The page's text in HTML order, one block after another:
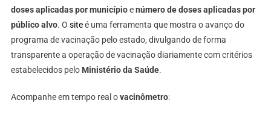
doses aplicadas por municípioenúmero de doses aplicadas por
público alvo. O siteé uma ferramenta que mostra o avanço do
programa de vacinação pelo estado, divulgando de forma
transparente a operação de vacinação diariamente com critérios
estabelecidos pelo Ministério da Saúde.
Acompanhe em tempo real ovacinômetro: